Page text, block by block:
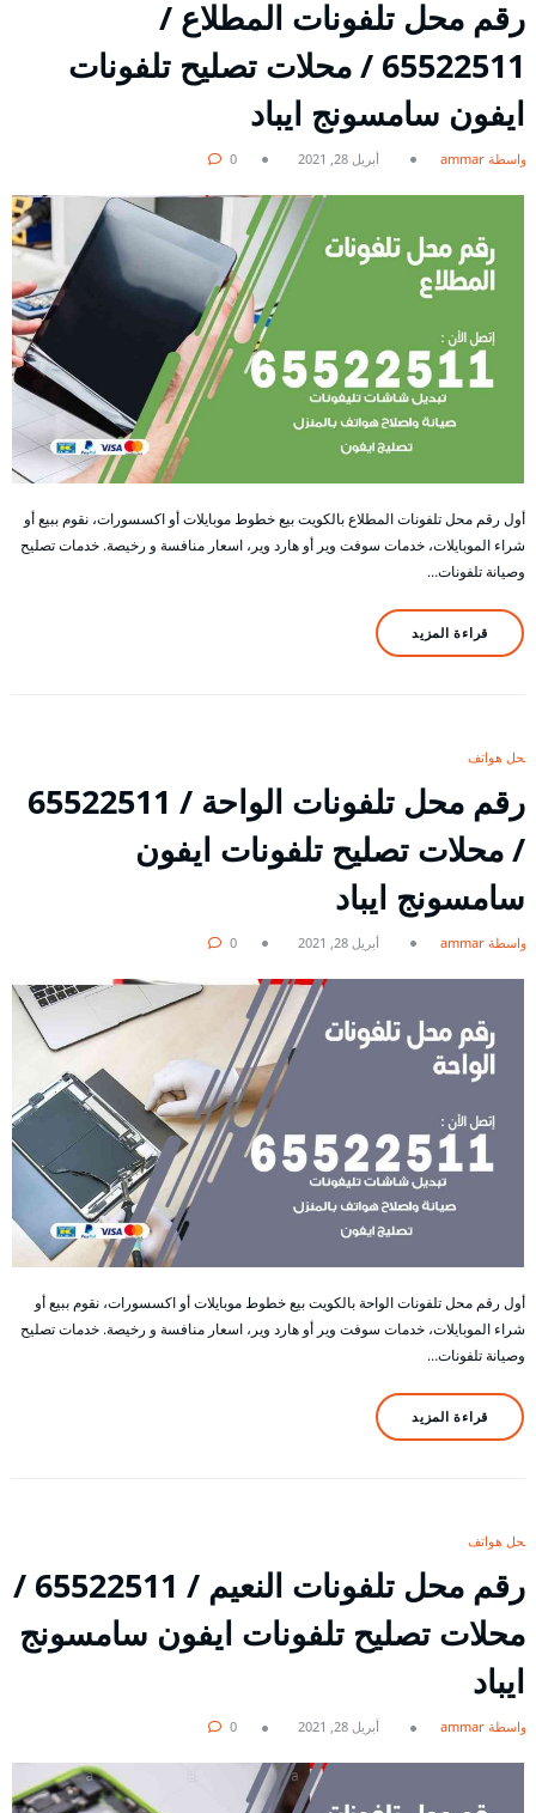
رقم محل تلفونات المطلاع /
65522511 / محلات تصليح تلفونات
ايفون سامسونج ايباد
بواسطة ammar أبريل 28, 2021 0
أول رقم محل تلفونات المطلاع بالكويت بيع خطوط موبايلات أو اكسسورات، نقوم ببيع أو
شراء الموبايلات، خدمات سوفت وير أو هارد وير، اسعار منافسة و رخيصة. خدمات تصليح
وصيانة تلفونات…
قراءة المزيد
محل هواتف
رقم محل تلفونات الواحة / 65522511
/ محلات تصليح تلفونات ايفون
سامسونج ايباد
بواسطة ammar أبريل 28, 2021 0
أول رقم محل تلفونات الواحة بالكويت بيع خطوط موبايلات أو اكسسورات، نقوم ببيع أو
شراء الموبايلات، خدمات سوفت وير أو هارد وير، اسعار منافسة و رخيصة. خدمات تصليح
وصيانة تلفونات…
قراءة المزيد
محل هواتف
رقم محل تلفونات النعيم / 65522511 /
محلات تصليح تلفونات ايفون سامسونج
ايباد
بواسطة ammar أبريل 28, 2021 0